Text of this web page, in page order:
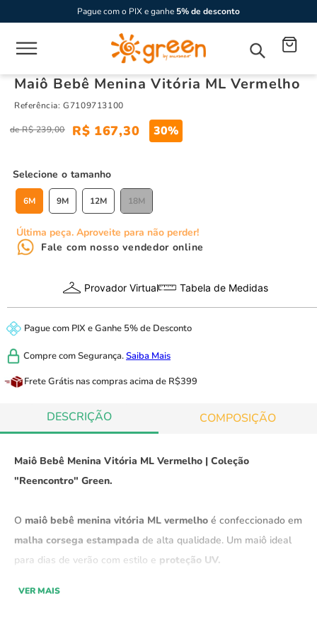
Pague com o PIX e ganhe 5% de desconto
Maiô Bebê Menina Vitória ML Vermelho
Referência:G7109713100
R$ 239,00 R$ 167,30 30%
tamanho
6M 9M 12M 18M
Última peça. Aproveite para não perder!
Fale com nosso vendedor online
Provador Virtual Tabela de Medidas
Pague com PIX eGanhe 5% de Desconto
Compre comSegurança.Saiba Mais
Frete Grátis nas compras acima de R$399
DESCRIÇÃO COMPOSIÇÃO
Maiô Bebê Menina Vitória ML Vermelho | Coleção
"Reencontro" Green.
O maiô bebê menina vitória ML vermelho é confeccionado em
malha corsega estampada de alta qualidade. Um maiô ideal
para dias de verão com estilo e proteção UV.
VER MAIS